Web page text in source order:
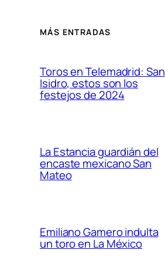
MÁS ENTRADAS
Toros en Telemadrid: San
Isidro, estos son los
festejos de 2024
La Estancia guardián del
encaste mexicano San
Mateo
Emiliano Gamero indulta
un toro en La México